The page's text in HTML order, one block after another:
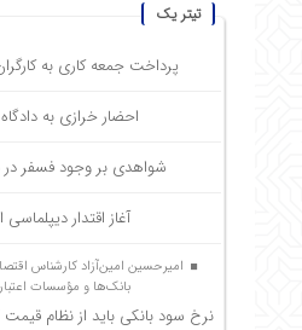
تیتر یک
پرداخت جمعه کاری به
احضار خرازی به
شواهدی بر وجود فسفر در
آغاز اقتدار
امیرحسین امین‌آزاد کارشناس
بانک‌ها و مؤسسات
نرخ سود بانکی باید از نظام